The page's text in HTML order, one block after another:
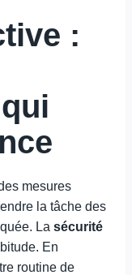
:
mesures
la tâche des
La sécurité
En
routine de